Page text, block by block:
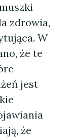
zdrowia,
W
że te
jest
że